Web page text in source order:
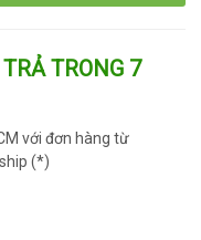
TRONG 7
với đơn hàng từ
(*)